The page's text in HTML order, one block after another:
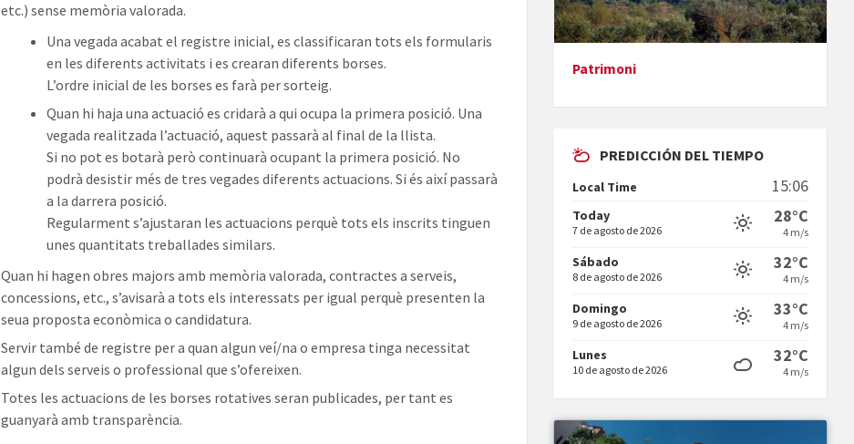
etc.) sense memòria valorada.
Una vegada acabat el registre inicial, es classificaran tots els formularis
en les diferents activitats i es crearan diferents borses.
L’ordre inicial de les borses es farà per sorteig.
Quan hi haja una actuació es cridarà a qui ocupa la primera posició. Una
vegada realitzada l’actuació, aquest passarà al final de la llista.
Si no pot es botarà però continuarà ocupant la primera posició. No
podrà desistir més de tres vegades diferents actuacions. Si és així passarà
a la darrera posició.
Regularment s’ajustaran les actuacions perquè tots els inscrits tinguen
unes quantitats treballades similars.
Quan hi hagen obres majors amb memòria valorada, contractes a serveis,
concessions, etc., s’avisarà a tots els interessats per igual perquè presenten la
seua proposta econòmica o candidatura.
Servir també de registre per a quan algun veí/na o empresa tinga necessitat
algun dels serveis o professional que s’ofereixen.
Totes les actuacions de les borses rotatives seran publicades, per tant es
guanyarà amb transparència.
mare&quot;, d'Emma Zafon
En Bum
Vermuts a la Font. Hit parit
Patrimoni
PREDICCIÓN DEL TIEMPO
Local Time 15:06
Today
7 de agosto de 2026
28°C
4 m/s
Sábado
8 de agosto de 2026
32°C
4 m/s
Domingo
9 de agosto de 2026
33°C
4 m/s
Lunes
10 de agosto de 2026
32°C
4 m/s